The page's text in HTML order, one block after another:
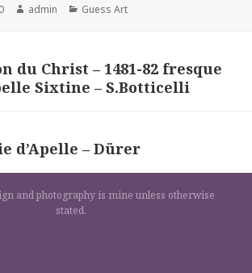
Author
admin Categories
Guess Art
du Christ – 1481-82 fresque
Sixtine – S.Botticelli
d’Apelle – Dürer
and photography is mine unless otherwise
stated.